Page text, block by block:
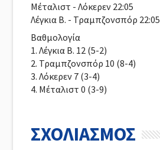
Μέταλιστ - Λόκερεν 22:05
Λέγκια Β. - Τραμπζονσπόρ 22:05
Βαθμολογία
1. Λέγκια Β. 12 (5-2)
2. Τραμπζονσπόρ 10 (8-4)
3. Λόκερεν 7 (3-4)
4. Μέταλιστ 0 (3-9)
ΣΧΟΛΙΑΣΜΟΣ